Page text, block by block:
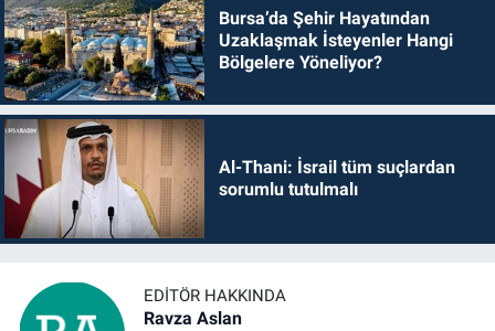
Bursa’da Şehir Hayatından
Uzaklaşmak İsteyenler Hangi
Bölgelere Yöneliyor?
Al-Thani: İsrail tüm suçlardan
sorumlu tutulmalı
EDITÖR HAKKINDA
Ravza Aslan